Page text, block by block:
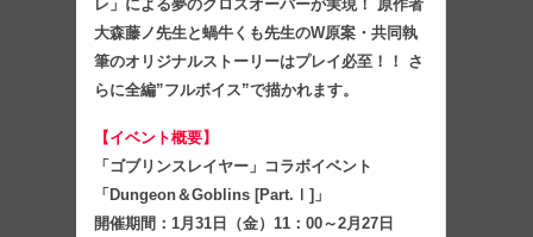
レ」による夢のクロスオーバーが実現！ 原作者
大森藤ノ先生と蝸牛くも先生のW原案・共同執
筆のオリジナルストーリーはプレイ必至！！ さ
らに全編”フルボイス”で描かれます。
【イベント概要】
「ゴブリンスレイヤー」コラボイベント
「Dungeon＆Goblins [Part.Ⅰ]」
開催期間：1月31日（金）11：00～2月27日